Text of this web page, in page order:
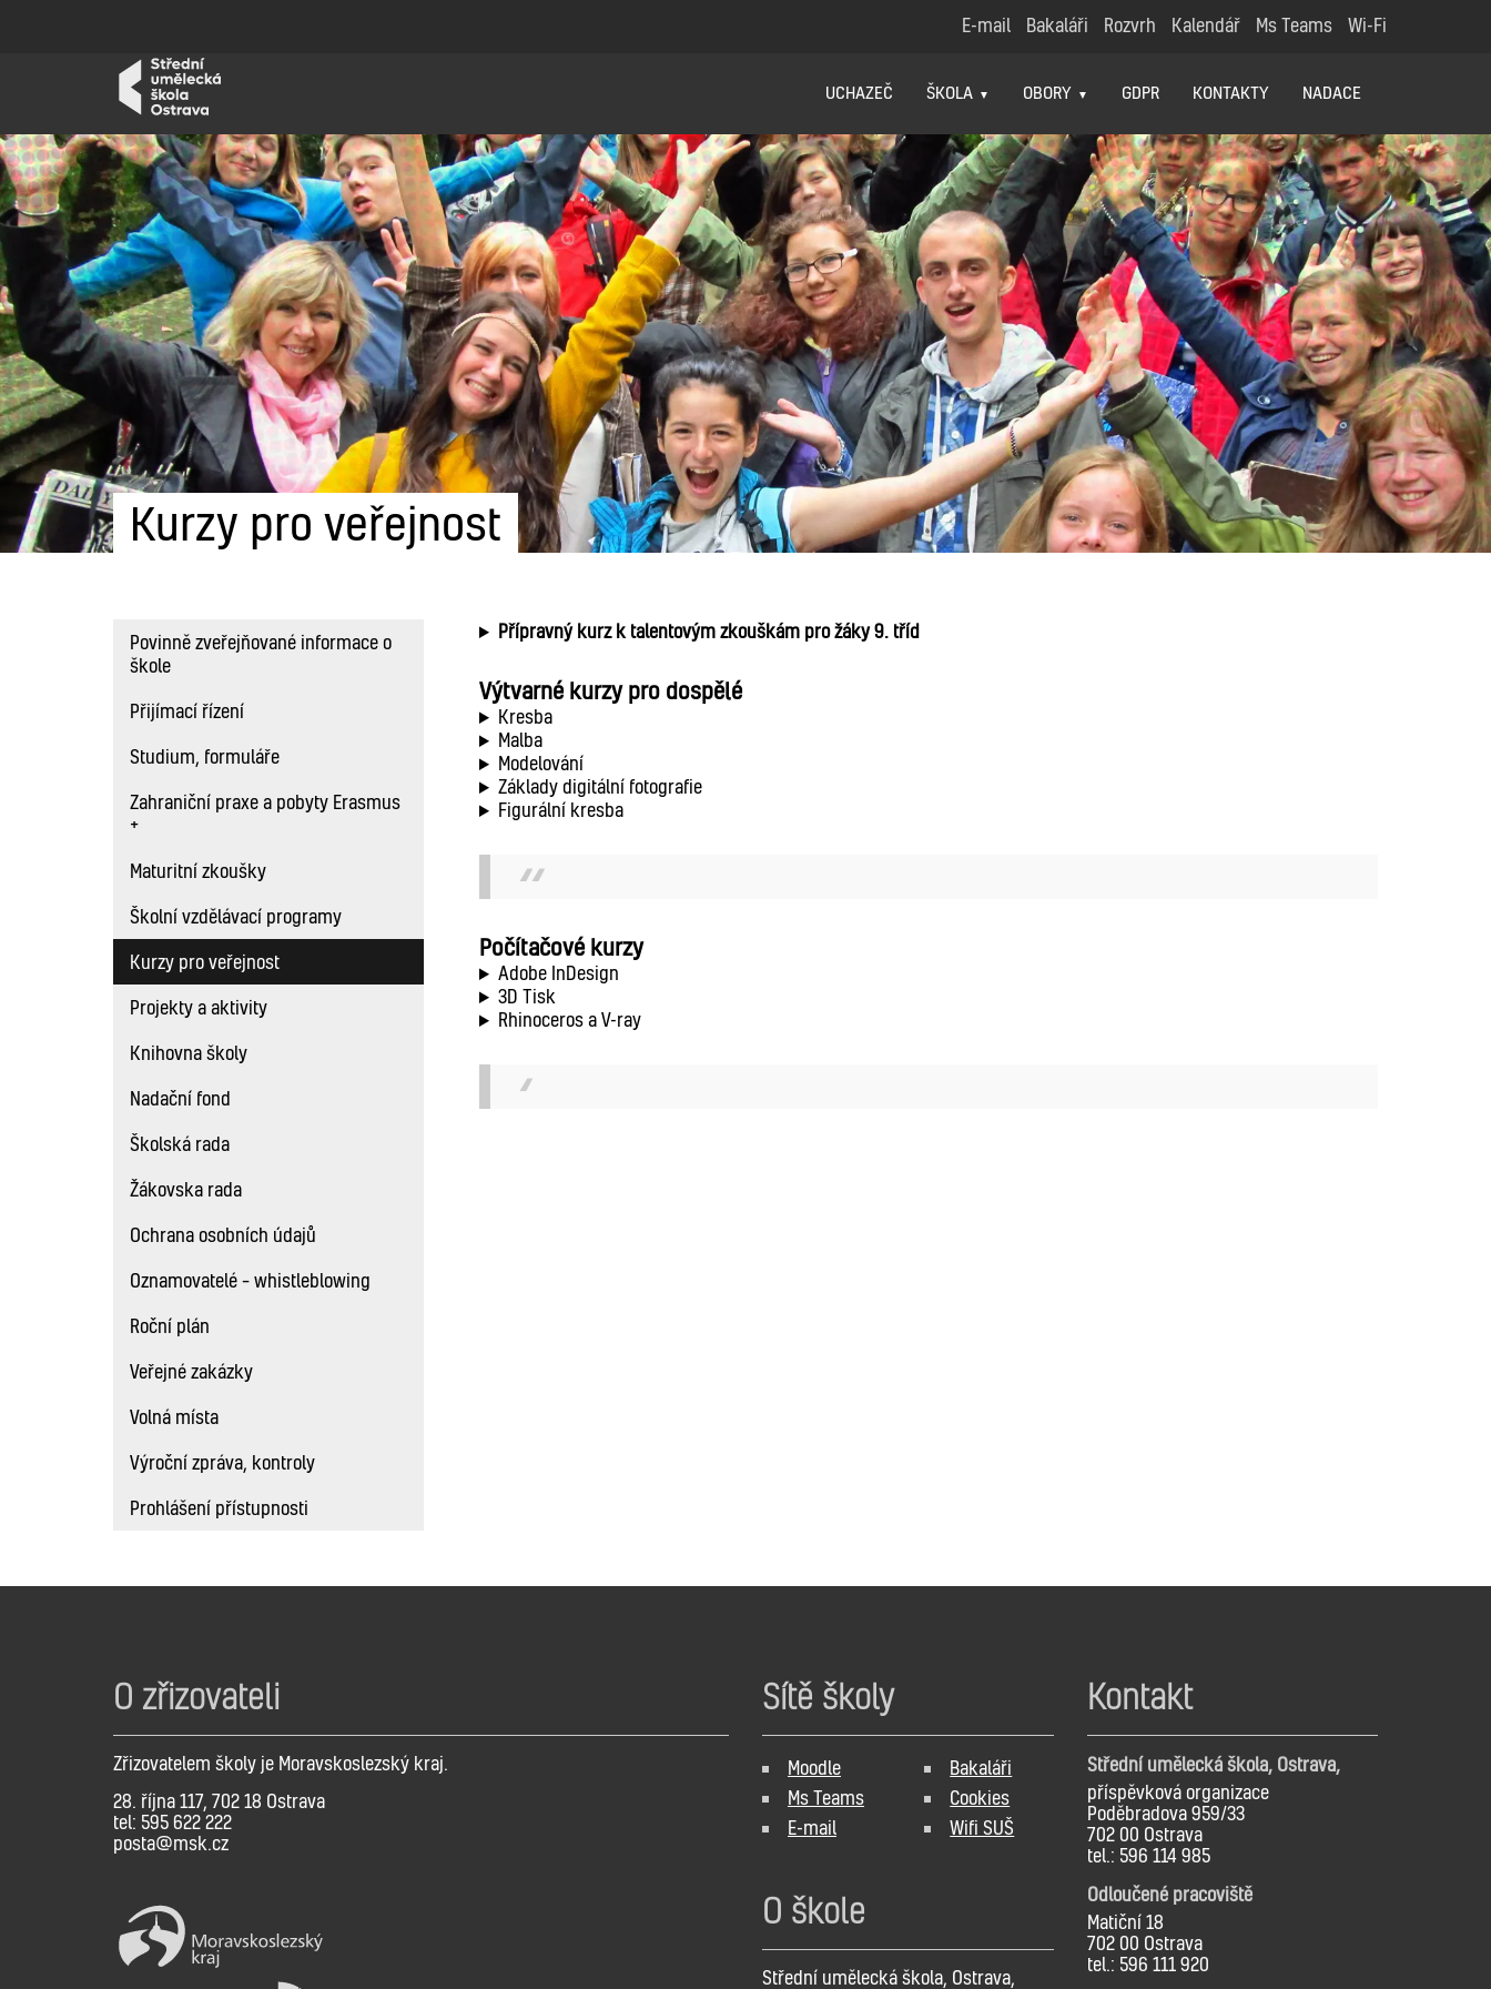
E-mail Bakaláři Rozvrh Kalendář Ms Teams Wi-Fi
UCHAZEČ ŠKOLA OBORY GDPR KONTAKTY NADACE
Kurzy pro veřejnost
Povinně zveřejňované informace o
škole
Přijímací řízení
Studium, formuláře
Zahraniční praxe a pobyty Erasmus
+
Maturitní zkoušky
Školní vzdělávací programy
Kurzy pro veřejnost
Projekty a aktivity
Knihovna školy
Nadační fond
Školská rada
Žákovska rada
Ochrana osobních údajů
Oznamovatelé – whistleblowing
Roční plán
Veřejné zakázky
Volná místa
Výroční zpráva, kontroly
Prohlášení přístupnosti
Přípravný kurz k talentovým zkouškám pro žáky 9. tříd
Výtvarné kurzy pro dospělé
Kresba
Malba
Modelování
Základy digitální fotografie
Figurální kresba
Počítačové kurzy
Adobe InDesign
3D Tisk
Rhinoceros a V-ray
O zřizovateli
Zřizovatelem školy je Moravskoslezský kraj.
28. října 117, 702 18 Ostrava
tel: 595 622 222
posta@msk.cz
Sítě školy
Moodle
Ms Teams
E-mail
Bakaláři
Cookies
Wifi SUŠ
O škole
Střední umělecká škola, Ostrava,
Kontakt
Střední umělecká škola, Ostrava,
příspěvková organizace
Poděbradova 959/33
702 00 Ostrava
tel.: 596 114 985
Odloučené pracoviště
Matiční 18
702 00 Ostrava
tel.: 596 111 920